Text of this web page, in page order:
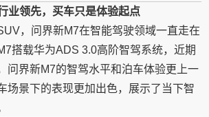
业领先，买车只是体验起点
，问界新M7在智能驾驶领域一直走在
搭载华为ADS 3.0高阶智驾系统，近期
问界新M7的智驾水平和泊车体验更上一
场景下的表现更加出色，展示了当下智